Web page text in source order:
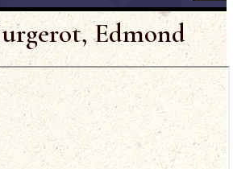
Edmond